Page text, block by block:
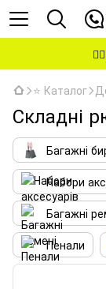
👉🏻
⭐ Каталог
Складні
Багажні
Набори
Багажні
Пенали